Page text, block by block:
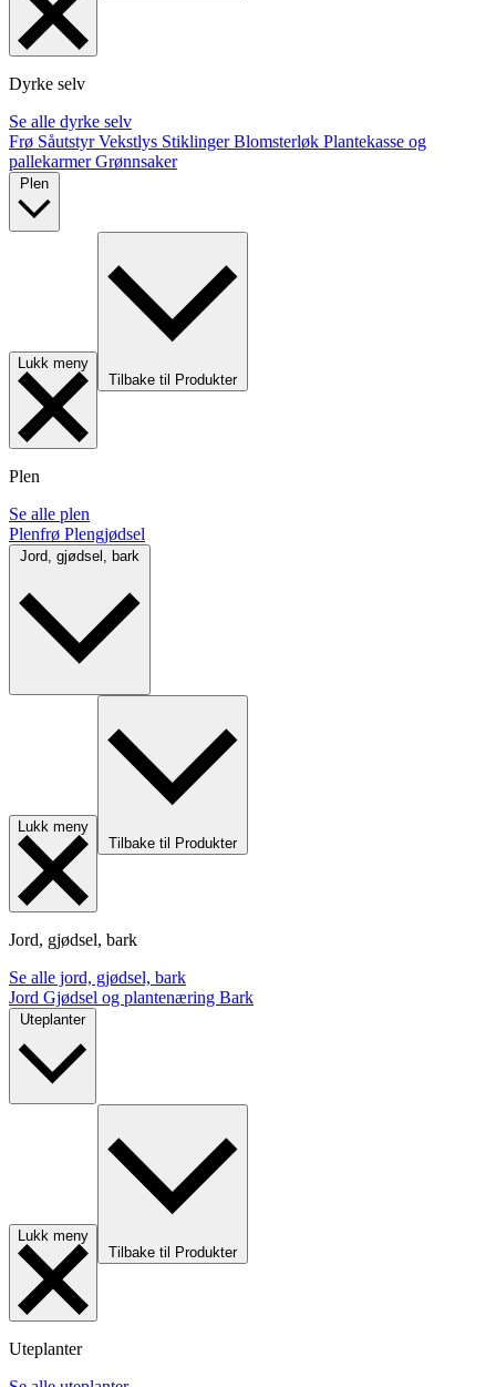
Dyrke selv
Se alle dyrke selv
Frø SåutstyrVekstlys StiklingerBlomsterløk Plantekasse og
pallekarmerGrønnsaker
Lukk meny
Tilbake til Produkter
Plen
Se alle plen
Plenfrø Plengjødsel
Lukk meny
Tilbake til Produkter
Jord, gjødsel, bark
Se alle jord, gjødsel, bark
Jord Gjødsel og plantenæring Bark
Uteplanter
Lukk meny
Tilbake til Produkter
Uteplanter